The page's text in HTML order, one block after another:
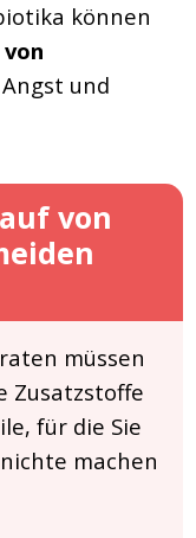
können
und
von
müssen
Zusatzstoffe
für die Sie
machen